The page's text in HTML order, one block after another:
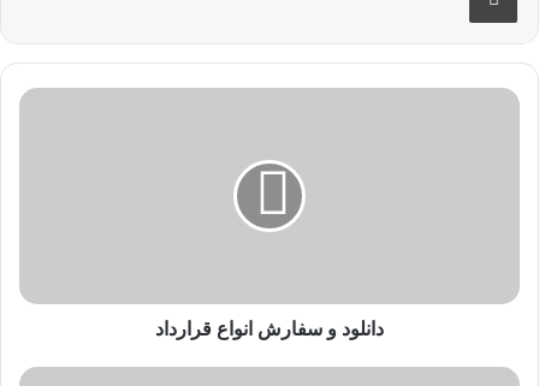
دانلود و سفارش انواع قرارداد